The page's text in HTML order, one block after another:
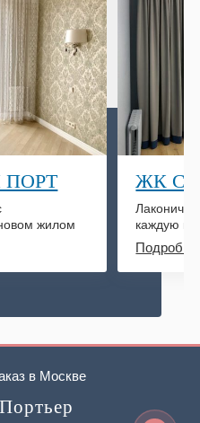
жилом
ЖК
каждую